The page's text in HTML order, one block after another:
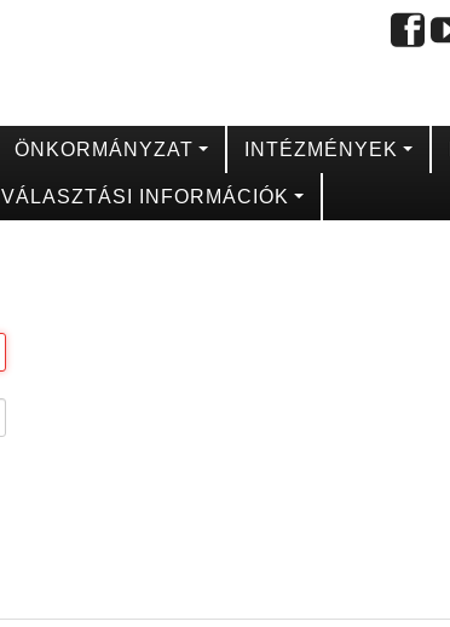
ÖNKORMÁNYZAT INTÉZMÉNYEK
VÁLASZTÁSI INFORMÁCIÓK